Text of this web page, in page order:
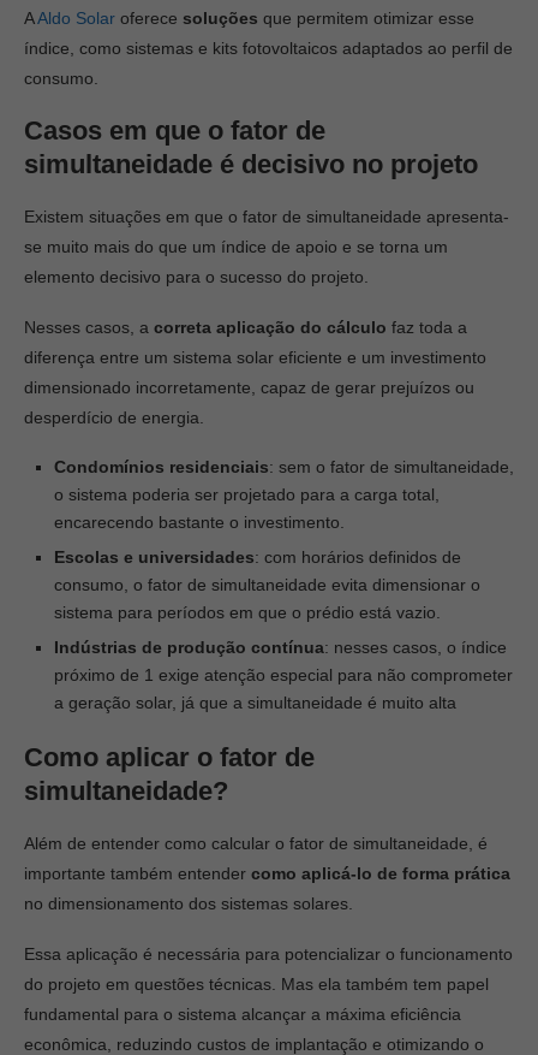
AAldo Solar oferece soluções que permitem otimizar esse
índice, como sistemas e kits fotovoltaicos adaptados ao perfil de
consumo.
Casos em que o fator de
simultaneidade é decisivo no projeto
Existem situações em que o fator de simultaneidade apresenta-
se muito mais do que um índice de apoio e se torna um
elemento decisivo para o sucesso do projeto.
Nesses casos, a correta aplicação do cálculo faz toda a
diferença entre um sistema solar eficiente e um investimento
dimensionado incorretamente, capaz de gerar prejuízos ou
desperdício de energia.
Condomínios residenciais: sem o fator de simultaneidade,
o sistema poderia ser projetado para a carga total,
encarecendo bastante o investimento.
Escolas e universidades: com horários definidos de
consumo, o fator de simultaneidade evita dimensionar o
sistema para períodos em que o prédio está vazio.
Indústrias de produção contínua: nesses casos, o índice
próximo de 1 exige atenção especial para não comprometer
a geração solar, já que a simultaneidade é muito alta
Como aplicar o fator de
simultaneidade?
Além de entender como calcular o fator de simultaneidade, é
importante também entender como aplicá-lo de forma prática
no dimensionamento dos sistemas solares.
Essa aplicação é necessária para potencializar o funcionamento
do projeto em questões técnicas. Mas ela também tem papel
fundamental para o sistema alcançar a máxima eficiência
econômica, reduzindo custos de implantação e otimizando o